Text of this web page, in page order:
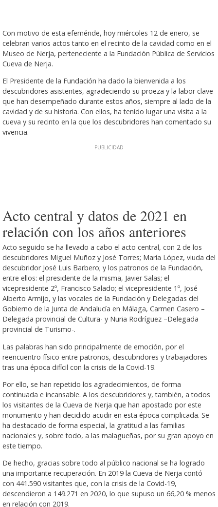
Con motivo de esta efeméride, hoy miércoles 12 de enero, se
celebran varios actos tanto en el recinto de la cavidad como en el
Museo de Nerja, perteneciente a la Fundación Pública de Servicios
Cueva de Nerja.
El Presidente de la Fundación ha dado la bienvenida a los
descubridores asistentes, agradeciendo su proeza y la labor clave
que han desempeñado durante estos años, siempre al lado de la
cavidad y de su historia. Con ellos, ha tenido lugar una visita a la
cueva y su recinto en la que los descubridores han comentado su
vivencia.
Acto central y datos de 2021 en
relación con los años anteriores
Acto seguido se ha llevado a cabo el acto central, con 2 de los
descubridores Miguel Muñoz y José Torres; María López, viuda del
descubridor José Luis Barbero; y los patronos de la Fundación,
entre ellos: el presidente de la misma, Javier Salas; el
vicepresidente 2º, Francisco Salado; el vicepresidente 1º, José
Alberto Armijo, y las vocales de la Fundación y Delegadas del
Gobierno de la Junta de Andalucía en Málaga, Carmen Casero –
Delegada provincial de Cultura- y Nuria Rodríguez –Delegada
provincial de Turismo-.
Las palabras han sido principalmente de emoción, por el
reencuentro físico entre patronos, descubridores y trabajadores
tras una época difícil con la crisis de la Covid-19.
Por ello, se han repetido los agradecimientos, de forma
continuada e incansable. A los descubridores y, también, a todos
los visitantes de la Cueva de Nerja que han apostado por este
monumento y han decidido acudir en esta época complicada. Se
ha destacado de forma especial, la gratitud a las familias
nacionales y, sobre todo, a las malagueñas, por su gran apoyo en
este tiempo.
De hecho, gracias sobre todo al público nacional se ha logrado
una importante recuperación. En 2019 la Cueva de Nerja contó
con 441.590 visitantes que, con la crisis de la Covid-19,
descendieron a 149.271 en 2020, lo que supuso un 66,20 % menos
en relación con 2019.